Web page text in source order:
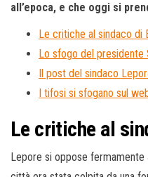
all’epoca, e che oggi si
Le critiche al sindaco di
Lo sfogo del presidente
Il post del sindaco
I tifosi si sfogano sul
Le critiche al
Lepore si oppose fermamente